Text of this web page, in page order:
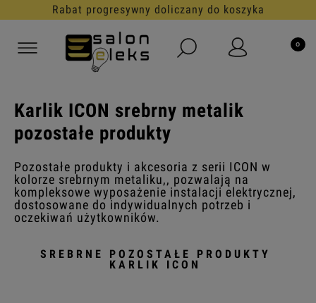
Rabat progresywny doliczany do koszyka
Karlik ICON srebrny metalik
pozostałe produkty
Pozostałe produkty i akcesoria z serii ICON w
kolorze srebrnym metaliku,, pozwalają na
kompleksowe wyposażenie instalacji elektrycznej,
dostosowane do indywidualnych potrzeb i
oczekiwań użytkowników.
SREBRNE POZOSTAŁE PRODUKTY
KARLIK ICON